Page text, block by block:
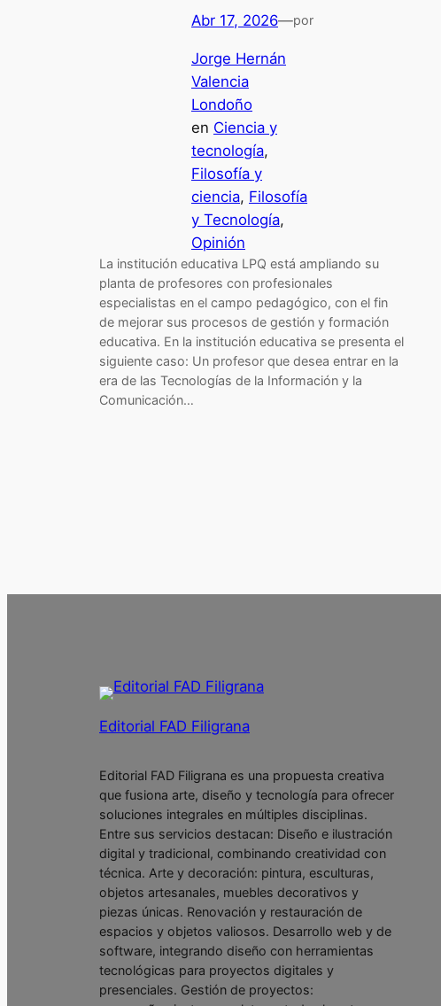
Abr 17, 2026—por
Jorge Hernán
Valencia
Londoño
en Ciencia y
tecnología
Filosofía y
ciencia, Filosofía
y Tecnología
Opinión
La institución educativa LPQ está ampliando su
planta de profesores con profesionales
especialistas en el campo pedagógico, con el fin
de mejorar sus procesos de gestión y formación
educativa. En la institución educativa se presenta el
siguiente caso: Un profesor que desea entrar en la
era de las Tecnologías de la Información y la
Comunicación…
Editorial FAD Filigrana
Editorial FAD Filigrana es una propuesta creativa
que fusiona arte, diseño y tecnología para ofrecer
soluciones integrales en múltiples disciplinas.
Entre sus servicios destacan: Diseño e ilustración
digital y tradicional, combinando creatividad con
técnica. Arte y decoración: pintura, esculturas,
objetos artesanales, muebles decorativos y
piezas únicas. Renovación y restauración de
espacios y objetos valiosos. Desarrollo web y de
software, integrando diseño con herramientas
tecnológicas para proyectos digitales y
presenciales. Gestión de proyectos: